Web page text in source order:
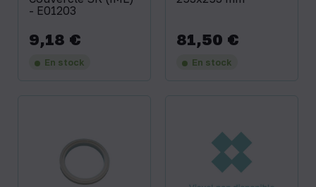
- E01203
Prix
9,18 €
En stock
Prix
81,50 €
En stock